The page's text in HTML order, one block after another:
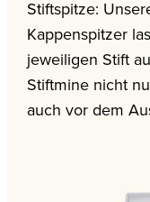
Stiftspitze:
Kappenspitzer
jeweiligen Stift
Stiftmine nicht
auch vor dem